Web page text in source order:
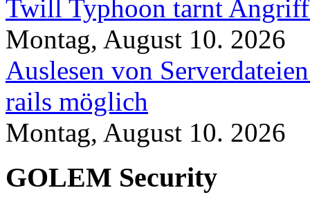
Twill Typhoon tarnt
Montag, August 10. 2026
Auslesen von
rails möglich
Montag, August 10. 2026
GOLEM Security